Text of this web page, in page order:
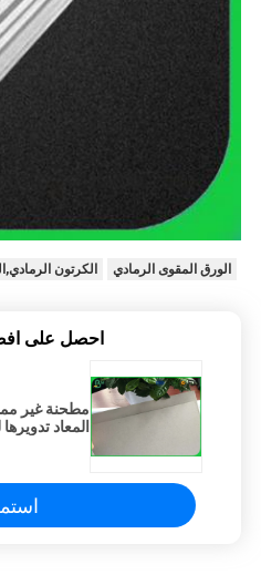
الورق المقوى الرمادي الكرتون
احصل على
مطحنة غير
المعاد